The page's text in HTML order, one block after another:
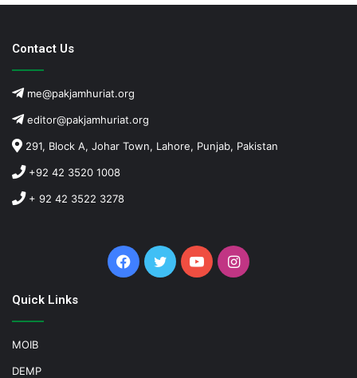
Contact Us
me@pakjamhuriat.org
editor@pakjamhuriat.org
291, Block A, Johar Town, Lahore, Punjab, Pakistan
+92 42 3520 1008
+ 92 42 3522 3278
Facebook
TwitterYouTubeInstagram
Quick Links
MOIB
DEMP